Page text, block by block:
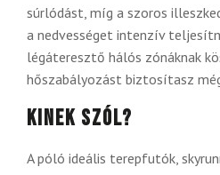
súrlódást, míg a szoros
a nedvességet intenzív
légáteresztő hálós zónáknak
hőszabályozást biztosítasz
Kinek szól?
A póló ideális terepfutók,